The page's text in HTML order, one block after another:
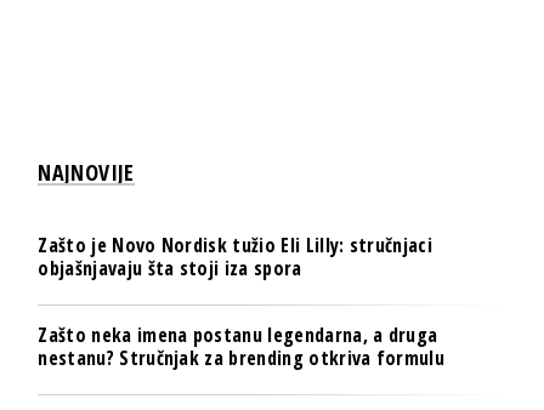
NAJNOVIJE
Zašto je Novo Nordisk tužio Eli Lilly: stručnjaci
objašnjavaju šta stoji iza spora
Zašto neka imena postanu legendarna, a druga
nestanu? Stručnjak za brending otkriva formulu